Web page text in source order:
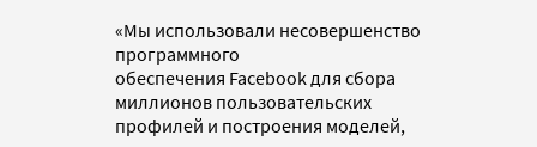
«Мы использовали несовершенство
программного
обеспечения Facebook для сбора
миллионов пользовательских
профилей и построения моделей,